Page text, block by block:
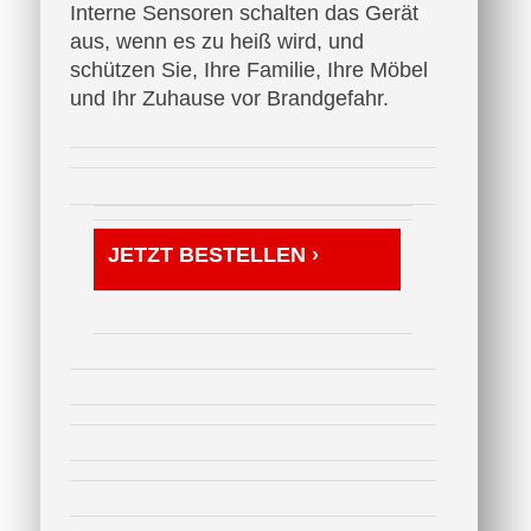
Interne Sensoren schalten das Gerät
aus, wenn es zu heiß wird, und
schützen Sie, Ihre Familie, Ihre Möbel
und Ihr Zuhause vor Brandgefahr.
JETZT BESTELLEN ›